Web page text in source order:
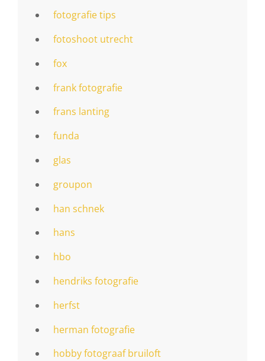
fotografie tips
fotoshoot utrecht
fox
frank fotografie
frans lanting
funda
glas
groupon
han schnek
hans
hbo
hendriks fotografie
herfst
herman fotografie
hobby fotograaf bruiloft